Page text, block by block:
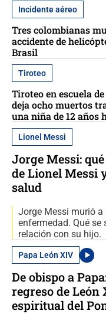
Incidente aéreo
Tres colombianas
accidente de
Brasil
Tiroteo
Tiroteo en escuela
deja ocho muertos
una niña de 12 años
Lionel Messi
Jorge Messi:
de Lionel Messi
salud
Jorge Messi murió
enfermedad. Qué se
relación con su hijo.
Papa León XIV
De obispo a
regreso de
espiritual del